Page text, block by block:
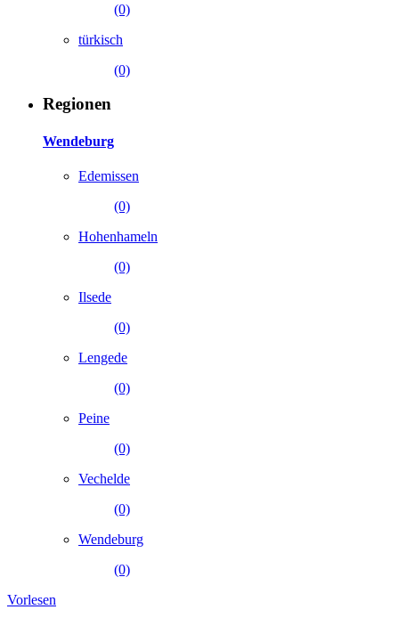
(0)
türkisch
(0)
Regionen
Wendeburg
Edemissen
(0)
Hohenhameln
(0)
Ilsede
(0)
Lengede
(0)
Peine
(0)
Vechelde
(0)
Wendeburg
(0)
Vorlesen